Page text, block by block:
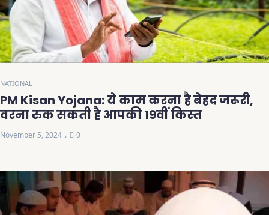
NATIONAL
PM Kisan Yojana: ये काम करना है बेहद जरूरी,
वरना रुक सकती है आपकी 19वीं किस्त
November 5, 2024 0